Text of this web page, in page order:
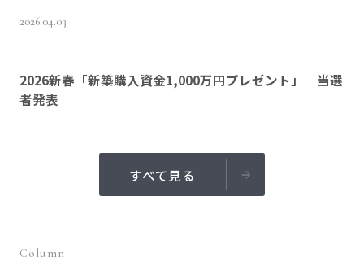
2026.04.03
2026新春「新築購入資金1,000万円プレゼント」 当選
者発表
すべて見る
Column